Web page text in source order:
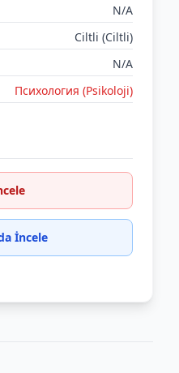
N/A
Ciltli (Ciltli)
N/A
Психология (Psikoloji)
İncele